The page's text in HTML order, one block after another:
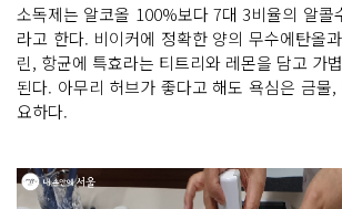
소독제는 알코올 100%보다 7대 3비율의 알콜
라고 한다. 비이커에 정확한 양의 무수에탄올
린, 항균에 특효라는 티트리와 레몬을 담고 가
된다. 아무리 허브가 좋다고 해도 욕심은 금물
요하다.